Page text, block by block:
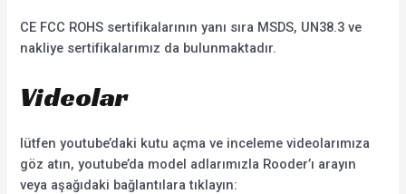
CE FCC ROHS sertifikalarının yanı sıra MSDS, UN38.3 ve
nakliye sertifikalarımız da bulunmaktadır.
Videolar
lütfen youtube’daki kutu açma ve inceleme videolarımıza
göz atın, youtube’da model adlarımızla Rooder’ı arayın
veya aşağıdaki bağlantılara tıklayın: